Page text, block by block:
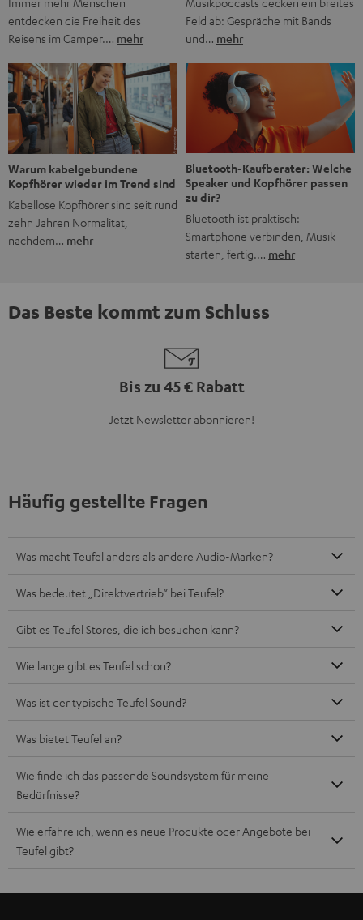
entdecken die Freiheit des
Reisens im Camper.… mehr
Feld ab: Gespräche mit Bands
und… mehr
Warum kabelgebundene
Kopfhörer wieder im Trend sind
Kabellose Kopfhörer sind seit rund
zehn Jahren Normalität,
nachdem… mehr
Bluetooth-Kaufberater: Welche
Speaker und Kopfhörer passen
zu dir?
Bluetooth ist praktisch:
Smartphone verbinden, Musik
starten, fertig.… mehr
Das Beste kommt zum Schluss
Bis zu 45 € Rabatt
Jetzt Newsletter abonnieren!
Häufig gestellte Fragen
Was macht Teufel anders als andere Audio-Marken?
Was bedeutet „Direktvertrieb“ bei Teufel?
Gibt es Teufel Stores, die ich besuchen kann?
Wie lange gibt es Teufel schon?
Was ist der typische Teufel Sound?
Was bietet Teufel an?
Wie finde ich das passende Soundsystem für meine
Bedürfnisse?
Wie erfahre ich, wenn es neue Produkte oder Angebote bei
Teufel gibt?